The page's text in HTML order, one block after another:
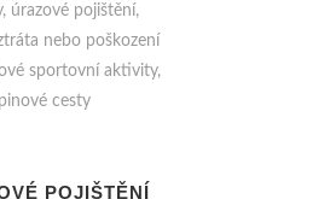
úrazové pojištění,
nebo poškození
sportovní aktivity,
cesty
POJIŠTĚNÍ